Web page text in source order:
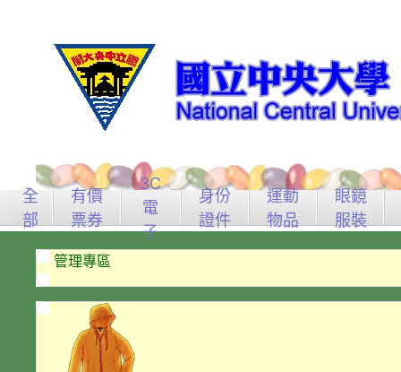
全
部
有價
票券
3C
電
子
身份
證件
運動
物品
眼鏡
服裝
管理專區